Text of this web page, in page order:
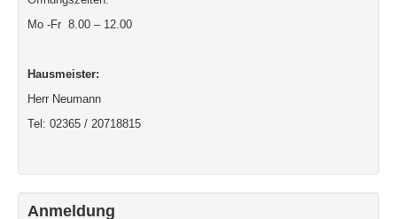
Mo -Fr 8.00 – 12.00
Hausmeister:
Herr Neumann
Tel: 02365 / 20718815
Anmeldung